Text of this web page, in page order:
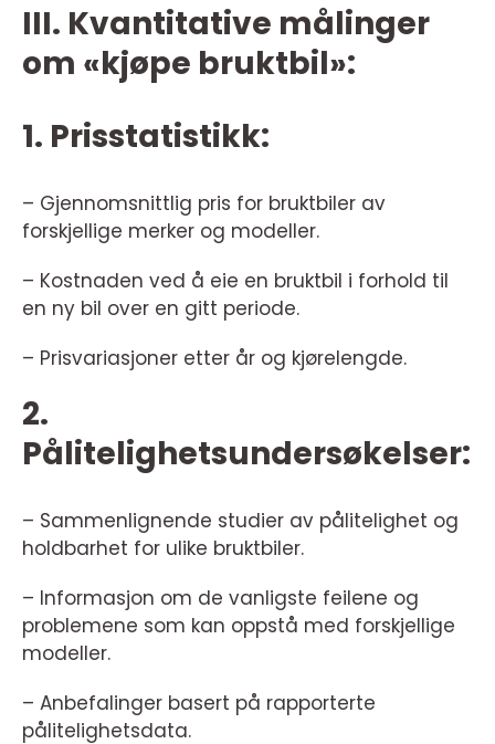
III. Kvantitative målinger
om «kjøpe bruktbil»:
1. Prisstatistikk:
– Gjennomsnittlig pris for bruktbiler av
forskjellige merker og modeller.
– Kostnaden ved å eie en bruktbil i forhold til
en ny bil over en gitt periode.
– Prisvariasjoner etter år og kjørelengde.
2.
Pålitelighetsundersøkelser:
– Sammenlignende studier av pålitelighet og
holdbarhet for ulike bruktbiler.
– Informasjon om de vanligste feilene og
problemene som kan oppstå med forskjellige
modeller.
– Anbefalinger basert på rapporterte
pålitelighetsdata.